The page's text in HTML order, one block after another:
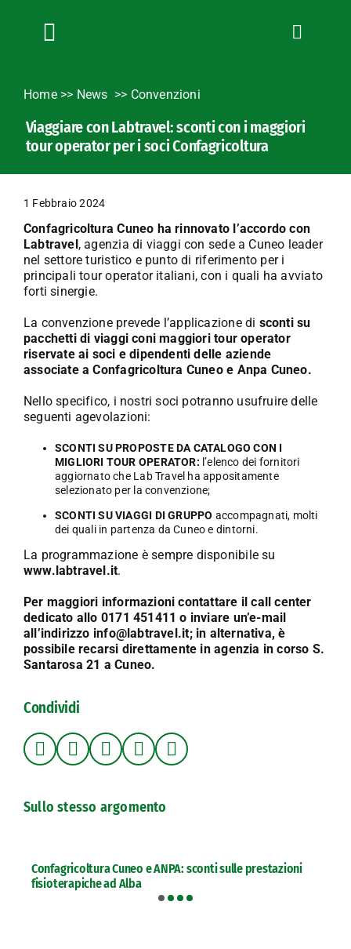
Toggle
News
L’Agricoltore cuneese
Fotogallery
Lavora con noi
Contatti
Home>> News Convenzioni
Viaggiare con Labtravel: sconti con i maggiori
tour operator per i soci Confagricoltura
1 Febbraio 2024
Confagricoltura Cuneo ha rinnovato l’accordo con
Labtravel , agenzia di viaggi con sede a Cuneo leader
nel settore turistico e punto di riferimento per i
principali tour operator italiani, con i quali ha avviato
forti sinergie.
La convenzione prevede l’applicazione di sconti su
pacchetti di viaggi coni maggiori tour operator
riservate ai soci e dipendenti delle aziende
associate a Confagricoltura Cuneo e Anpa Cuneo.
Nello specifico, i nostri soci potranno usufruire delle
seguenti agevolazioni:
SCONTI SU PROPOSTE DA CATALOGO CON I
MIGLIORI TOUR OPERATOR: l’elenco dei fornitori
aggiornato che Lab Travel ha appositamente
selezionato per la convenzione;
SCONTI SU VIAGGI DI GRUPPO accompagnati, molti
dei quali in partenza da Cuneo e dintorni.
La programmazione è sempre disponibile su
www.labtravel.it.
Per maggiori informazioni contattare il call center
dedicato allo 0171 451411 o inviare un’e-mail
all’indirizzo info@labtravel.it; in alternativa, è
possibile recarsi direttamente in agenzia in corso S.
Santarosa 21 a Cuneo.
Condividi
Sullo stesso argomento
Confagricoltura Cuneo e ANPA: sconti sulle prestazioni
fisioterapiche ad Alba